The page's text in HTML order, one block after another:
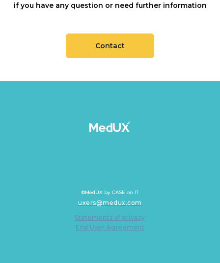
if you have any question or need further information
Contact
©MedUX by CASE on IT
uxers@medux.com
Statements of privacy
End User Agreement